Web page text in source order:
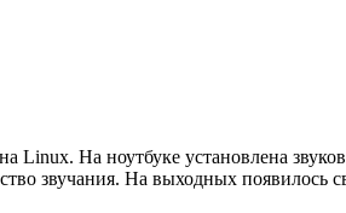
На ноутбуке установлена
звучания. На выходных появилось